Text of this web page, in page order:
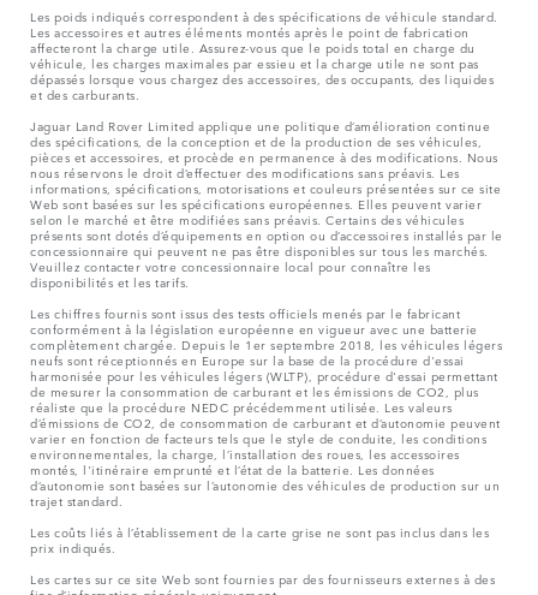
Les poids indiqués correspondent à des spécifications de véhicule standard.
Les accessoires et autres éléments montés après le point de fabrication
affecteront la charge utile. Assurez-vous que le poids total en charge du
véhicule, les charges maximales par essieu et la charge utile ne sont pas
dépassés lorsque vous chargez des accessoires, des occupants, des liquides
et des carburants.
Jaguar Land Rover Limited applique une politique d’amélioration continue
des spécifications, de la conception et de la production de ses véhicules,
pièces et accessoires, et procède en permanence à des modifications. Nous
nous réservons le droit d’effectuer des modifications sans préavis. Les
informations, spécifications, motorisations et couleurs présentées sur ce site
Web sont basées sur les spécifications européennes. Elles peuvent varier
selon le marché et être modifiées sans préavis. Certains des véhicules
présents sont dotés d’équipements en option ou d’accessoires installés par le
concessionnaire qui peuvent ne pas être disponibles sur tous les marchés.
Veuillez contacter votre concessionnaire local pour connaître les
disponibilités et les tarifs.
Les chiffres fournis sont issus des tests officiels menés par le fabricant
conformément à la législation européenne en vigueur avec une batterie
complètement chargée. Depuis le 1er septembre 2018, les véhicules légers
neufs sont réceptionnés en Europe sur la base de la procédure d'essai
harmonisée pour les véhicules légers (WLTP), procédure d'essai permettant
de mesurer la consommation de carburant et les émissions de CO2, plus
réaliste que la procédure NEDC précédemment utilisée. Les valeurs
d’émissions de CO2, de consommation de carburant et d’autonomie peuvent
varier en fonction de facteurs tels que le style de conduite, les conditions
environnementales, la charge, l’installation des roues, les accessoires
montés, l'itinéraire emprunté et l’état de la batterie. Les données
d’autonomie sont basées sur l’autonomie des véhicules de production sur un
trajet standard.
Les coûts liés à l’établissement de la carte grise ne sont pas inclus dans les
prix indiqués.
Les cartes sur ce site Web sont fournies par des fournisseurs externes à des